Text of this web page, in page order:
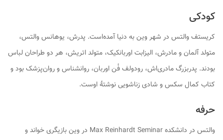
کودکی
کریستف والتس در شهر وین به دنیا آمده‌است. پدرش، یوهانس والتس،
متولد آلمان و مادرش، الیزابت اوربانکیک، متولد اتریش، هر دو طراحان لباس
بودند. پدربزرگ مادری‌اش، رودولف فُن اوربان، روانشناس و روان‌پزشک بود و
کتاب کمال سکس و شادی زناشویینوشتهٔ اوست.
حرفه
والتس در دانشکده Max Reinhardt Seminar در وین بازیگری خواند و